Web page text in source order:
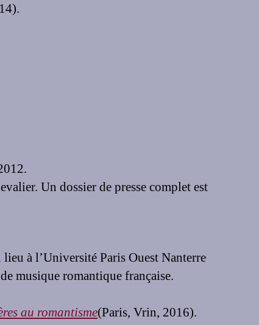
Un dossier de presse complet est
lieu à l’Université Paris Ouest Nanterre
musique romantique française.
au romantisme(Paris, Vrin, 2016).